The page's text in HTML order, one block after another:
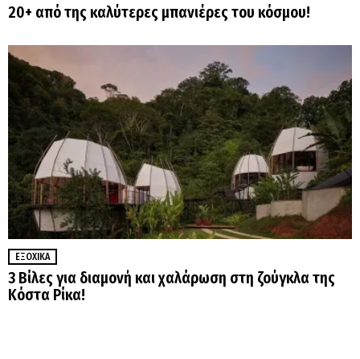
20+ από της καλύτερες μπανιέρες του κόσμου!
ΕΞΟΧΙΚΆ
3 Βίλες για διαμονή και χαλάρωση στη ζούγκλα της
Κόστα Ρίκα!